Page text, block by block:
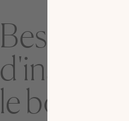
Besoin
le bon